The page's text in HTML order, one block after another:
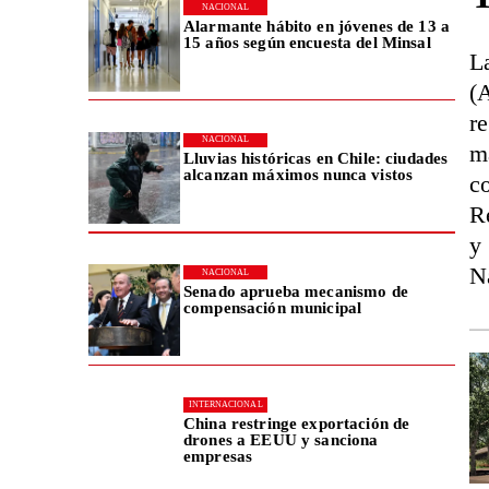
Alarmante hábito en jóvenes de 13 a
15 años según encuesta del Minsal
NACIONAL
Lluvias históricas en Chile: ciudades
alcanzan máximos nunca vistos
NACIONAL
Senado aprueba mecanismo de
compensación municipal
NACIONAL
China restringe exportación de
drones a EEUU y sanciona
empresas
INTERNACIONAL
y